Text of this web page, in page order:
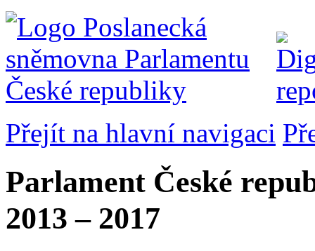
Přejít na hlavní navigaci
Parlament České
2013 – 2017